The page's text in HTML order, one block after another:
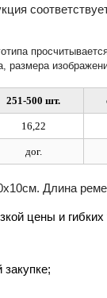
размера
251-500 шт.
16,22
дог.
Длина
цены и